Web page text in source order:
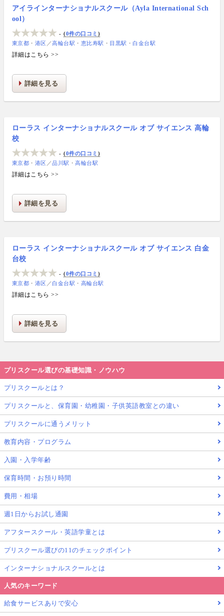
アイラインターナショナルスクール（Ayla International Sch
ool）
-
0件の口コミ
東京都
港区 ／高輪台駅 恵比寿駅 目黒駅 白金台駅
詳細はこちら >>
詳細を見る
ローラス インターナショナルスクール オブ サイエンス 高輪
校
-
0件の口コミ
東京都
港区 ／品川駅 高輪台駅
詳細はこちら >>
詳細を見る
ローラス インターナショナルスクール オブ サイエンス 白金
台校
-
0件の口コミ
東京都
港区 ／白金台駅 高輪台駅
詳細はこちら >>
詳細を見る
プリスクール選びの基礎知識・ノウハウ
プリスクールとは？
プリスクールと、保育園・幼稚園・子供英語教室との違い
プリスクールに通うメリット
教育内容・プログラム
入園・入学年齢
保育時間・お預り時間
費用・相場
週1日からお試し通園
アフタースクール・英語学童とは
プリスクール選びの11のチェックポイント
インターナショナルスクールとは
人気のキーワード
給食サービスありで安心